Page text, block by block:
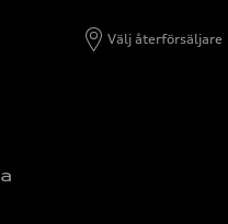
Välj återförsäljare